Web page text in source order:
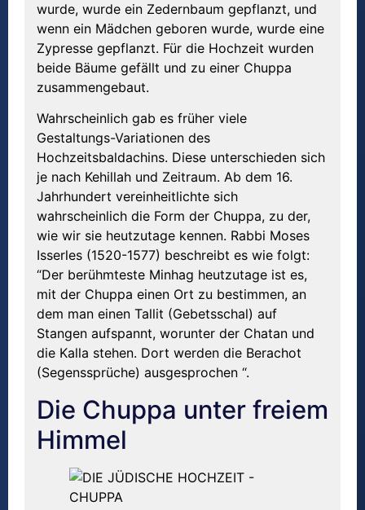
wurde, wurde ein Zedernbaum gepflanzt, und
wenn ein Mädchen geboren wurde, wurde eine
Zypresse gepflanzt. Für die Hochzeit wurden
beide Bäume gefällt und zu einer Chuppa
zusammengebaut.
Wahrscheinlich gab es früher viele
Gestaltungs-Variationen des
Hochzeitsbaldachins. Diese unterschieden sich
je nach Kehillah und Zeitraum. Ab dem 16.
Jahrhundert vereinheitlichte sich
wahrscheinlich die Form der Chuppa, zu der,
wie wir sie heutzutage kennen. Rabbi Moses
Isserles (1520-1577) beschreibt es wie folgt:
“Der berühmteste Minhag heutzutage ist es,
mit der Chuppa einen Ort zu bestimmen, an
dem man einen Tallit (Gebetsschal) auf
Stangen aufspannt, worunter der Chatan und
die Kalla stehen. Dort werden die Berachot
(Segenssprüche) ausgesprochen “.
Die Chuppa unter freiem
Himmel